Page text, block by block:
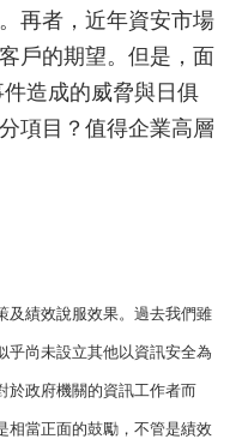
再者，近年資安市場
戶的期望。但是，面
造成的威脅與日俱
項目？值得企業高層
及績效說服效果。過去我們雖
乎尚未設立其他以資訊安全為
於政府機關的資訊工作者而
相當正面的鼓勵，不管是績效